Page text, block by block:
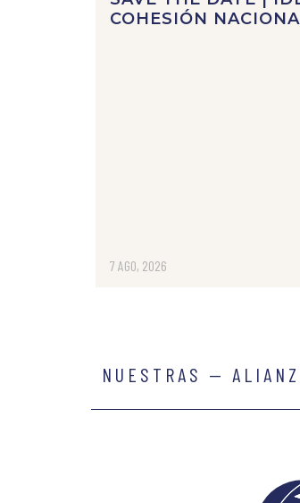
COHESIÓN
7 AGO, 2026
NUESTRAS —